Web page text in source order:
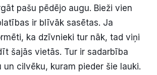
pašu pēdējo augu. Bieži vien
ir blīvāk sasētas. Ja
ka dzīvnieki tur nāk, tad viņi
šajās vietās. Tur ir sadarbība
un cilvēku, kuram pieder šie lauki.